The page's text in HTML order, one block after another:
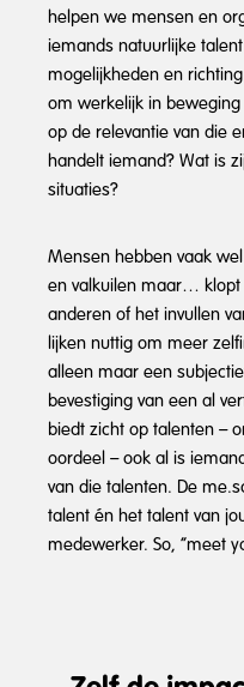
helpen we mensen en
iemands natuurlijke
mogelijkheden en
om werkelijk in
op de relevantie van die
handelt iemand? Wat is
situaties?
Mensen hebben vaak
en valkuilen maar… klopt
anderen of het invullen
lijken nuttig om meer
alleen maar een
bevestiging van een al
biedt zicht op talenten –
oordeel – ook al is
van die talenten. De
talent én het talent van
medewerker. So, “meet